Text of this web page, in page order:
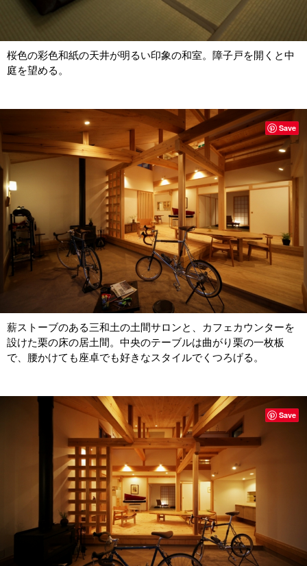
桜色の彩色和紙の天井が明るい印象の和室。障子戸を開くと中
庭を望める。
薪ストーブのある三和土の土間サロンと、カフェカウンターを
設けた栗の床の居土間。中央のテーブルは曲がり栗の一枚板
で、腰かけても座卓でも好きなスタイルでくつろげる。
Save
Save